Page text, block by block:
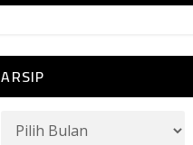
ARSIP